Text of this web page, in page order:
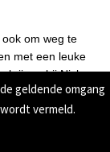
om weg te
met een leuke
bij Nicks
met bedrukking
en een indruk
geldende omgang
vermeld.